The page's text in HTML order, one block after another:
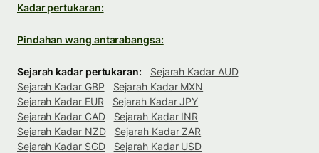
Kadar pertukaran:
Pindahan wang antarabangsa:
Sejarah kadar pertukaran:
Sejarah Kadar AUD
Sejarah Kadar GBP
Sejarah Kadar MXN
Sejarah Kadar EUR
Sejarah Kadar JPY
Sejarah Kadar CAD
Sejarah Kadar INR
Sejarah Kadar NZD
Sejarah Kadar ZAR
Sejarah Kadar SGD
Sejarah Kadar USD